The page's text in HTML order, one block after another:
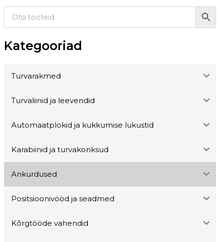
Kategooriad
Turvarakmed
Turvaliinid ja leevendid
Automaatplokid ja kukkumise lukustid
Karabiinid ja turvakonksud
Ankurdused
Positsioonivööd ja seadmed
Kõrgtööde vahendid